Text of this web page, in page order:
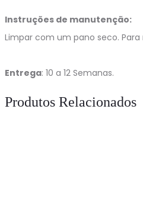
Instruções de manutenção:
Limpar com um pano seco.
Entrega: 10 a 12 Semanas.
Produtos Relacionados